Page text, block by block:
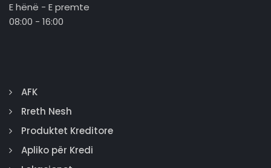
E hënë - E premte
08:00 - 16:00
AFK
Rreth Nesh
Produktet Kreditore
Apliko për Kredi